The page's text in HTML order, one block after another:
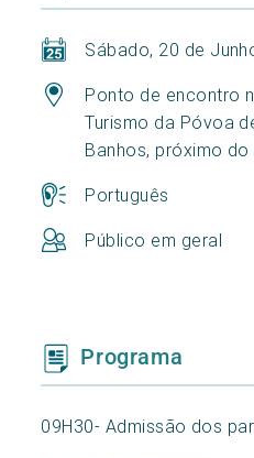
Sábado, 20 de
Ponto de encontro
Turismo da Póvoa
Banhos, próximo do
Português
Público em geral
Programa
09H30- Admissão dos